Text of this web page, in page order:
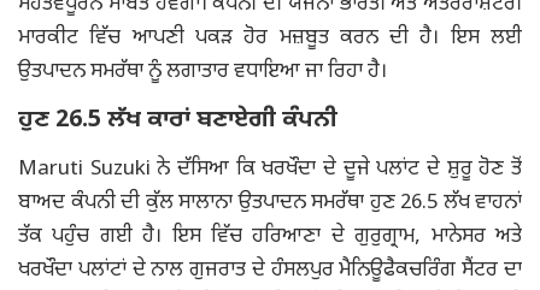
ਮਾਰਕੀਟ ਵਿੱਚ ਆਪਣੀ ਪਕੜ ਹੋਰ ਮਜ਼ਬੂਤ ਕਰਨ ਦੀ ਹੈ। ਇਸ ਲਈ
ਉਤਪਾਦਨ ਸਮਰੱਥਾ ਨੂੰ ਲਗਾਤਾਰ ਵਧਾਇਆ ਜਾ ਰਿਹਾ ਹੈ।
ਹੁਣ 26.5 ਲੱਖ ਕਾਰਾਂ ਬਣਾਏਗੀ ਕੰਪਨੀ
Maruti Suzuki ਨੇ ਦੱਸਿਆ ਕਿ ਖਰਖੌਦਾ ਦੇ ਦੂਜੇ ਪਲਾਂਟ ਦੇ ਸ਼ੁਰੂ ਹੋਣ ਤੋਂ
ਬਾਅਦ ਕੰਪਨੀ ਦੀ ਕੁੱਲ ਸਾਲਾਨਾ ਉਤਪਾਦਨ ਸਮਰੱਥਾ ਹੁਣ 26.5 ਲੱਖ ਵਾਹਨਾਂ
ਤੱਕ ਪਹੁੰਚ ਗਈ ਹੈ। ਇਸ ਵਿੱਚ ਹਰਿਆਣਾ ਦੇ ਗੁਰੁਗ੍ਰਾਮ, ਮਾਨੇਸਰ ਅਤੇ
ਖਰਖੌਦਾ ਪਲਾਂਟਾਂ ਦੇ ਨਾਲ ਗੁਜਰਾਤ ਦੇ ਹੰਸਲਪੁਰ ਮੈਨਿਊਫੈਕਚਰਿੰਗ ਸੈਂਟਰ ਦਾ